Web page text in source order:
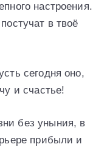
настроения.
в твоё
сегодня оно,
и счастье!
без уныния, в
прибыли и